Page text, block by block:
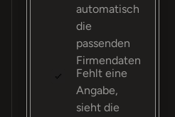
automatisch
die
passenden
Firmendaten
Fehlt eine
Angabe,
sieht die